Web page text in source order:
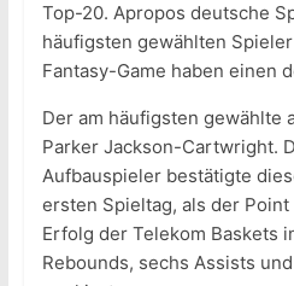
Top-20. Apropos deutsche
häufigsten gewählten
Fantasy-Game haben einen
Der am häufigsten gewählte
Parker Jackson-Cartwright.
Aufbauspieler bestätigte
ersten Spieltag, als der
Erfolg der Telekom Baskets
Rebounds, sechs Assists